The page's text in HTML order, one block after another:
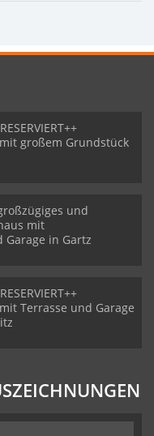
großem Grundstück
und
mit
in Gartz
Terrasse und Garage